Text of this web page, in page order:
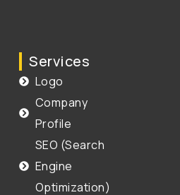
Services
Logo
Company
Profile
SEO (Search
Engine
Optimization)